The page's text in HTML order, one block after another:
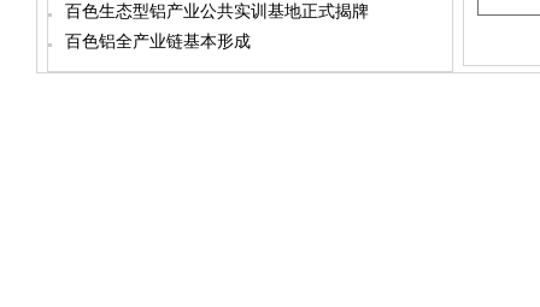
百色生态型铝产业公共实训基地正式揭牌
百色铝全产业链基本形成